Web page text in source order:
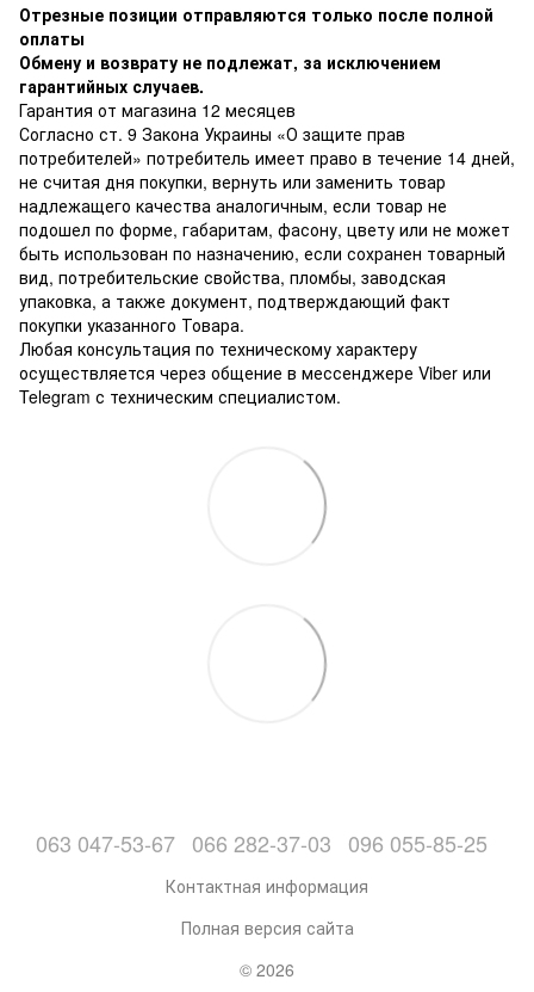
Отрезные позиции отправляются только после полной
оплаты
Обмену и возврату не подлежат, за исключением
гарантийных случаев.
Гарантия от магазина 12 месяцев
Согласно ст. 9 Закона Украины «О защите прав
потребителей» потребитель имеет право в течение 14 дней,
не считая дня покупки, вернуть или заменить товар
надлежащего качества аналогичным, если товар не
подошел по форме, габаритам, фасону, цвету или не может
быть использован по назначению, если сохранен товарный
вид, потребительские свойства, пломбы, заводская
упаковка, а также документ, подтверждающий факт
покупки указанного Товара.
Любая консультация по техническому характеру
осуществляется через общение в мессенджере Viber или
Telegram с техническим специалистом.
063 047-53-67 066 282-37-03 096 055-85-25
Контактная информация
Полная версия сайта
© 2026